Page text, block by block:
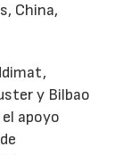
China,
y Bilbao
apoyo